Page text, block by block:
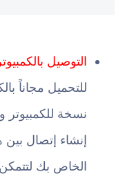
التوصيل بالكمبيوتر
للتحميل مجاناً
نسخة
إنشاء إتصال بين
الخاص بك